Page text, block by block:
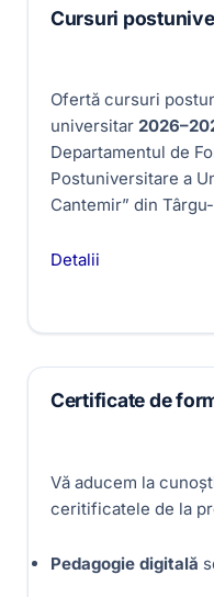
Cursuri
Ofertă cursuri
universitar
Departamentul de
Postuniversitare a
Cantemir” din
Detalii
Certificate de
Vă aducem la
ceritificatele de la
Pedagogie digitală